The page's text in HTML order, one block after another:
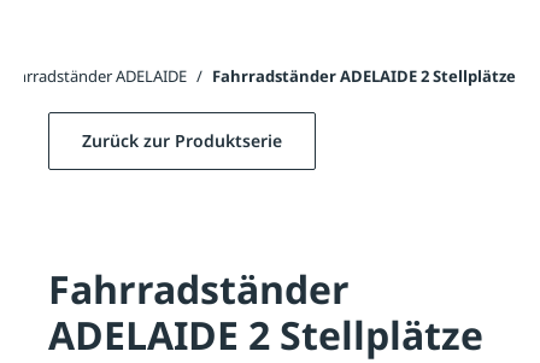
Fahrradständer ADELAIDE / Fahrradständer ADELAIDE 2 Stellplätze
Zurück zur Produktserie
Fahrradständer
ADELAIDE 2 Stellplätze